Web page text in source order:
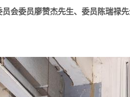
会委员廖赞杰先生、委员陈瑞禄